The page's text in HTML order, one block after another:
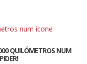
QUILÓMETROS NUM